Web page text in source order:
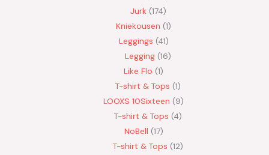
Jurk 174
Kniekousen 1
Leggings 41
Legging 16
Like Flo 1
T-shirt & Tops 1
LOOXS 10Sixteen
9
T-shirt & Tops 4
NoBell 17
T-shirt & Tops 12